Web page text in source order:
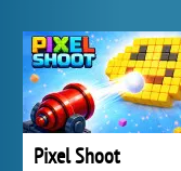
Pixel Shoot